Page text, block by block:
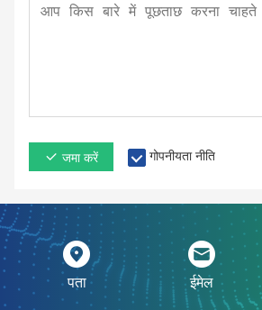
जमा करें गोपनीयता नीति
पता ईमेल